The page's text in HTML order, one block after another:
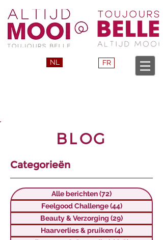
NL FR
BLOG
Alle berichten(72)
Feelgood Challenge (44)44 posts
Beauty & Verzorging (29)
Haarverlies & pruiken (4)4 posts
Categorieën